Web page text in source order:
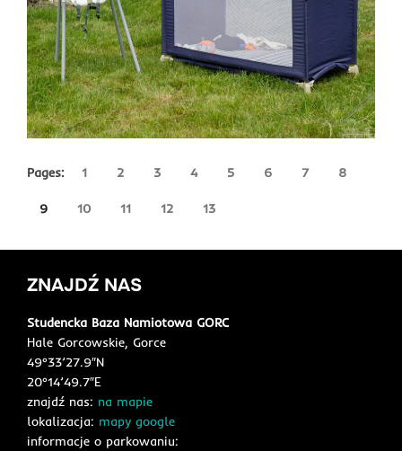
Pages: 1 2 3 4 5 6 7 8
9 10 11 12 13
ZNAJDŹ NAS
Studencka Baza Namiotowa GORC
Hale Gorcowskie, Gorce
49°33’27.9″N
20°14’49.7″E
znajdź nas: na mapie
lokalizacja: mapy google
informacje o parkowaniu: